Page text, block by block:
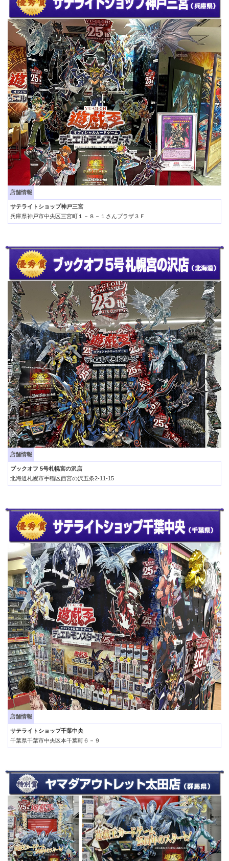
店舗情報
サテライトショップ神戸三宮
兵庫県神戸市中央区三宮町１－８－１さんプラザ３Ｆ
店舗情報
ブックオフ 5号札幌宮の沢店
北海道札幌市手稲区西宮の沢五条2-11-15
店舗情報
サテライトショップ千葉中央
千葉県千葉市中央区本千葉町６－９